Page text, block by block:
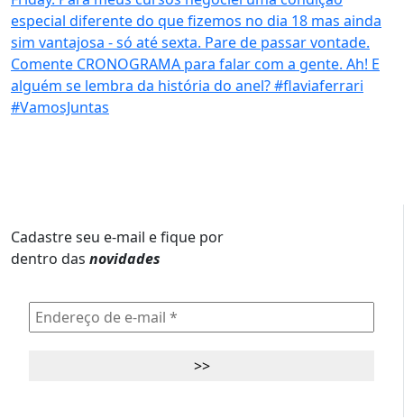
Cadastre seu e-mail e fique por
dentro das novidades